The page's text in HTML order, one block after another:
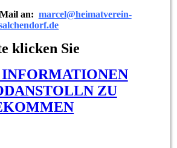
an: marcel@heimatverein-
klicken Sie
ZU